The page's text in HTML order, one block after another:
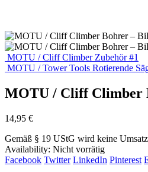
MOTU / Cliff Climber Zubehör #1
MOTU / Tower Tools Rotierende
MOTU / Cliff Climber
14,95 €
Gemäß § 19 UStG wird keine
Availability: Nicht vorrätig
Facebook Twitter LinkedIn Pinterest